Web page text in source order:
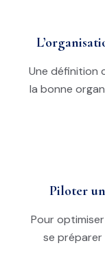
Une définition
la bonne
Piloter
Pour
se préparer